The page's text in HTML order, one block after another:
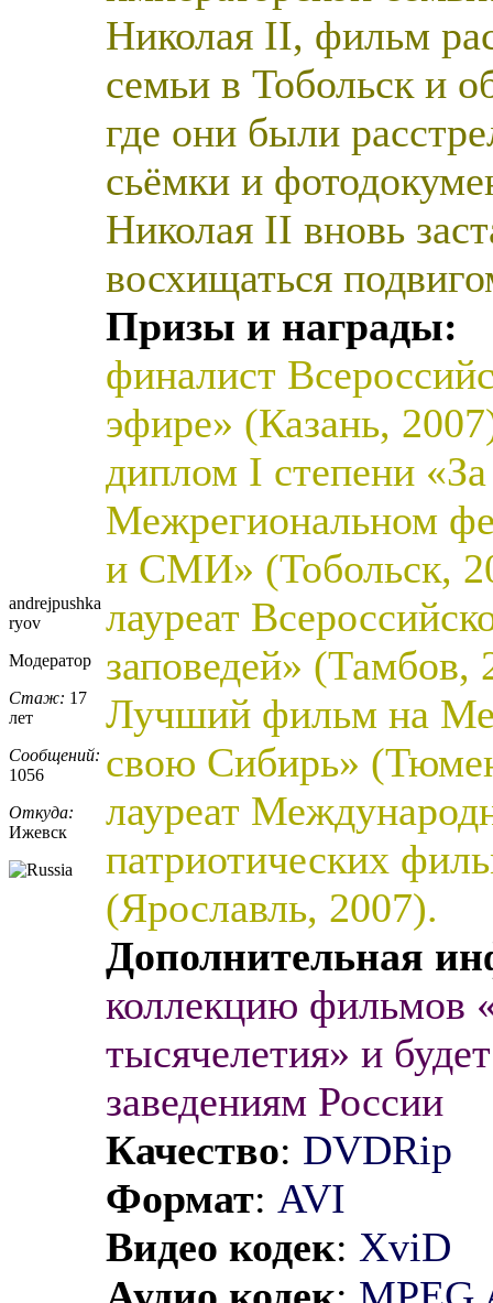
andrejpushka
ryov
Модератор
Стаж: 17
лет
Сообщений:
1056
Откуда:
Ижевск
Николая II, фильм
семьи в Тобольск и
где они были
сьёмки и
Николая II вновь
восхищаться
Призы и награды:
финалист
эфире» (Казань,
диплом I степени
Межрегиональном
и СМИ» (Тобольск,
лауреат
заповедей» (Тамбов,
Лучший фильм на
свою Сибирь»
лауреат
патриотических
(Ярославль, 2007).
Дополнительная
коллекцию фильмов
тысячелетия» и
заведениям России
Качество: DVDRip
Формат: AVI
Видео кодек: XviD